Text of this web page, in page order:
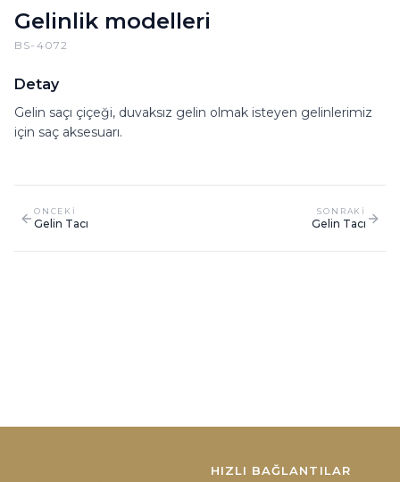
Gelinlik modelleri
BS-4072
Detay
Gelin saçı çiçeği, duvaksız gelin olmak isteyen gelinlerimiz
için saç aksesuarı.
ONCEKI
Gelin Tacı
SONRAKI
Gelin Tacı
HIZLI BAĞLANTILAR